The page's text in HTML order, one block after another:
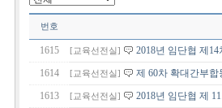
번호
1615 [교육선전실]
2018년 임단협 제
1614
[교육선전실]
제 60차 확대간부합
1613
[교육선전실]
2018년 임단협 제